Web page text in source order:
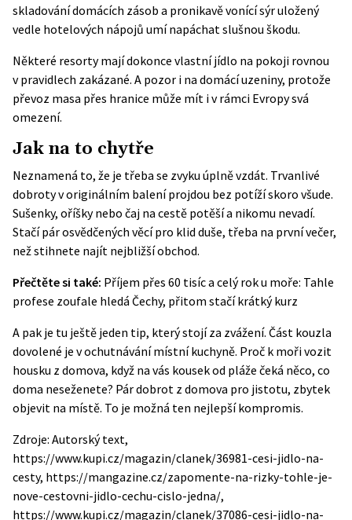
skladování domácích zásob a pronikavě vonící sýr uložený
vedle hotelových nápojů umí napáchat slušnou škodu.
Některé resorty mají dokonce vlastní jídlo na pokoji rovnou
v pravidlech zakázané. A pozor i na domácí uzeniny, protože
převoz masa přes hranice může mít i v rámci Evropy svá
omezení.
Jak na to chytře
Neznamená to, že je třeba se zvyku úplně vzdát. Trvanlivé
dobroty v originálním balení projdou bez potíží skoro všude.
Sušenky, oříšky nebo čaj na cestě potěší a nikomu nevadí.
Stačí pár osvědčených věcí pro klid duše, třeba na první večer,
než stihnete najít nejbližší obchod.
Přečtěte si také: Příjem přes 60 tisíc a celý rok u moře: Tahle
profese zoufale hledá Čechy, přitom stačí krátký kurz
A pak je tu ještě jeden tip, který stojí za zvážení. Část kouzla
dovolené je v ochutnávání místní kuchyně. Proč k moři vozit
housku z domova, když na vás kousek od pláže čeká něco, co
doma neseženete? Pár dobrot z domova pro jistotu, zbytek
objevit na místě. To je možná ten nejlepší kompromis.
Zdroje: Autorský text,
https://www.kupi.cz/magazin/clanek/36981-cesi-jidlo-na-
cesty, https://mangazine.cz/zapomente-na-rizky-tohle-je-
nove-cestovni-jidlo-cechu-cislo-jedna/,
https://www.kupi.cz/magazin/clanek/37086-cesi-jidlo-na-